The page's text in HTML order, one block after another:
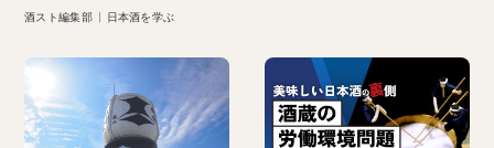
酒スト編集部| 日本酒を学ぶ